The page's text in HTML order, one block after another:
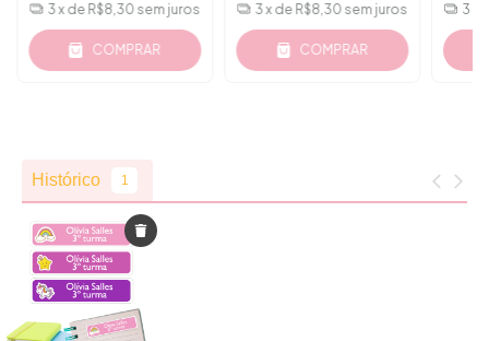
3x de R$8,30 sem juros
COMPRAR
3x de R$8,30 sem juros
COMPRAR
3